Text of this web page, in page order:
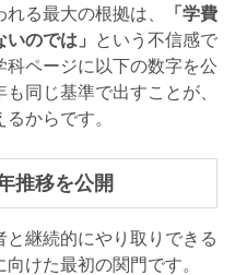
る最大の根拠は、
「学費
のでは」
という不信感で
ページに以下の数字を公
同じ基準で出すことが、
からです。
推移を公開
継続的にやり取りできる
けた最初の関門です。